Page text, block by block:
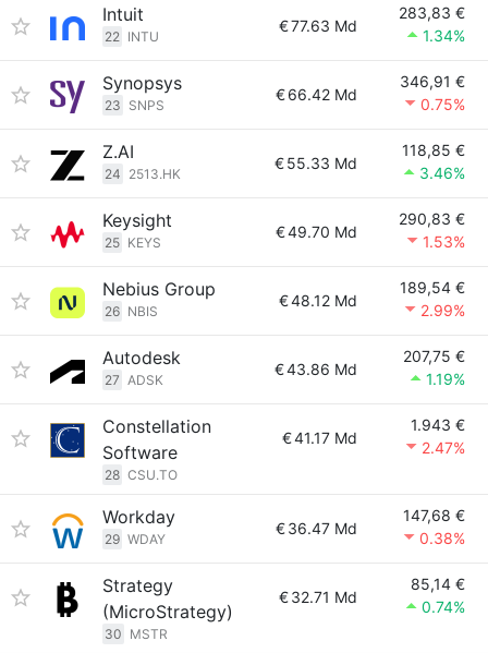
Intuit
22 INTU
€77.63 Md
283,83 €
1.34%
Synopsys
23 SNPS
€66.42 Md
346,91 €
0.75%
Z.AI
24 2513.HK
€55.33 Md
118,85 €
3.46%
Keysight
25 KEYS
€49.70 Md
290,83 €
1.53%
Nebius Group
26 NBIS
€48.12 Md
189,54 €
2.99%
Autodesk
27 ADSK
€43.86 Md
207,75 €
1.19%
Constellation
Software
28 CSU.TO
€41.17 Md
1.943 €
2.47%
Workday
29 WDAY
€36.47 Md
147,68 €
0.38%
Strategy
(MicroStrategy)
30 MSTR
€32.71 Md
85,14 €
0.74%